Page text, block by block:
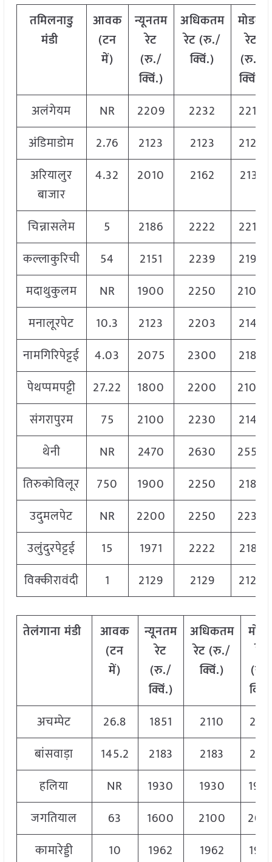
तमिलनाडु
मंडी
आवक
(टन
में)
न्यूनतम
रेट
(रु./
क्विं.)
अधिकतम
रेट (रु./
क्विं.)
मोडल
रेट
(रु./
क्विं.)
अलंगेयम
NR 2209 2232
2215
अंडिमाडोम
2.76 2123 2123
2123
अरियालुर
बाजार
4.32 2010 2162 2131
चिन्नासलेम 5 2186 2222
2212
कल्लाकुरिची
54 2151 2239
2195
मदाथुकुलम
NR 1900 2250
2100
मनालूरपेट
10.3 2123 2203
2149
नामगिरिपेट्टई
4.03 2075 2300
2187
पेथप्पमपट्टी
27.22 1800 2200
2100
संगरापुरम
75 2100 2230
2149
थेनी
NR 2470 2630
2550
तिरुकोविलूर
750 1900 2250
2186
उदुमलपेट
NR 2200 2250
2230
उलुंदुरपेट्टई
15 1971 2222
2183
विक्कीरावंदी
1 2129 2129 2129
तेलंगानामंडी
आवक
(टन
में)
न्यूनतम
रेट
(रु./
क्विं.)
अधिकतम
रेट (रु./
क्विं.)
(रु
क्विं
अचम्पेट
26.8 1851 2110
बांसवाड़ा
145.2 2183 2183
हलिया
NR 1930 1930
जगतियाल
63 1600 2100
कामारेड्डी
10 1962 1962